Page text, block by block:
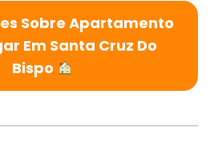
Sobre Apartamento
Em Santa Cruz Do
Bispo